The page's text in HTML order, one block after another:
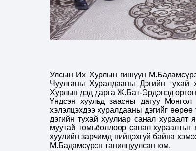
Улсын Их Хурлын гишүүн
Чуулганы Хуралдааны Дэгийн тухай
Хурлын дэд дарга Ж.Бат-Эрдэнэд
Үндсэн хуульд заасны дагуу
хэлэлцэхдээ хуралдааны дэгийг
дэгийн тухай хуулиар санал хураалт
муутай томьёоллоор санал
хуулийн зарчимд нийцэхгүй байна
М.Бадамсүрэн танилцуулсан юм.